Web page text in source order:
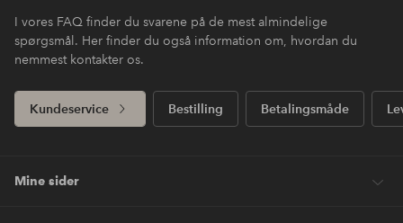
I vores FAQ finder du svarene på de mest almindelige
spørgsmål. Her finder du også information om, hvordan du
nemmest kontakter os.
Kundeservice Bestilling Betalingsmåde
Mine sider